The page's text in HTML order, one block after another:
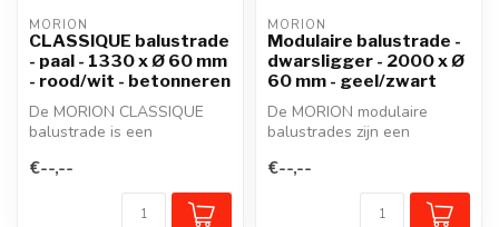
MORION
CLASSIQUE balustrade
- paal - 1330 x Ø 60 mm
- rood/wit - betonneren
De MORION CLASSIQUE
balustrade is een
een modulair s...
€--,--
MORION
Modulaire balustrade -
dwarsligger - 2000 x Ø
60 mm - geel/zwart
De MORION modulaire
balustrades zijn een
een modulai...
€--,--